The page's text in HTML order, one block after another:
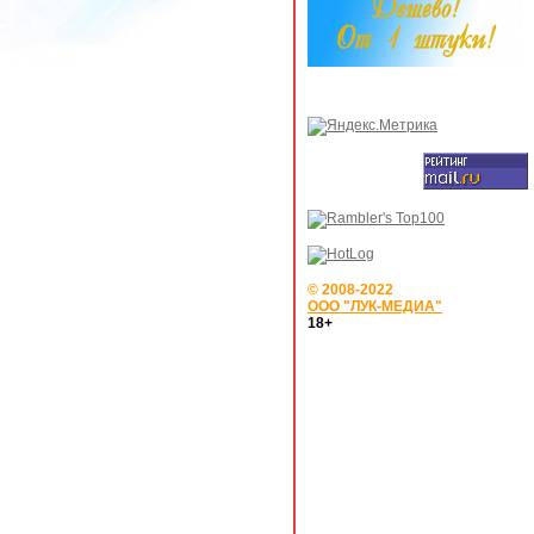
© 2008-2022
ООО "ЛУК-МЕДИА"
18+